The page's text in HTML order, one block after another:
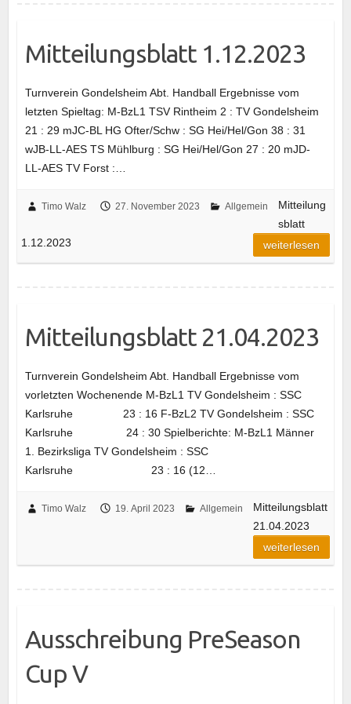
Mitteilungsblatt 1.12.2023
Turnverein Gondelsheim Abt. Handball Ergebnisse vom
letzten Spieltag: M-BzL1 TSV Rintheim 2 : TV Gondelsheim
21 : 29 mJC-BL HG Ofter/Schw : SG Hei/Hel/Gon 38 : 31
wJB-LL-AES TS Mühlburg : SG Hei/Hel/Gon 27 : 20 mJD-
LL-AES TV Forst :…
Timo Walz 27. November 2023 Allgemein
Mitteilung
sblatt
1.12.2023
weiterlesen
Mitteilungsblatt 21.04.2023
Turnverein Gondelsheim Abt. Handball Ergebnisse vom
vorletzten Wochenende M-BzL1 TV Gondelsheim : SSC
Karlsruhe 23 : 16 F-BzL2 TV Gondelsheim : SSC
Karlsruhe 24 : 30 Spielberichte: M-BzL1 Männer
1. Bezirksliga TV Gondelsheim : SSC
Karlsruhe 23 : 16 (12…
Timo Walz 19. April 2023 Allgemein
Mitteilungsblatt
21.04.2023
weiterlesen
Ausschreibung PreSeason
Cup V